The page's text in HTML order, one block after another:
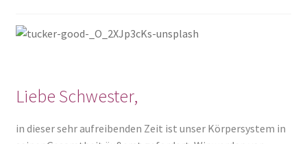
Warenkorb
Liebe Schwester,
in dieser sehr aufreibenden Zeit ist unser Körpersystem in